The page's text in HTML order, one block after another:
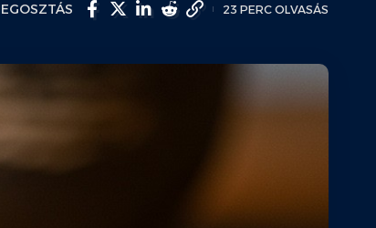
23 PERC OLVASÁS